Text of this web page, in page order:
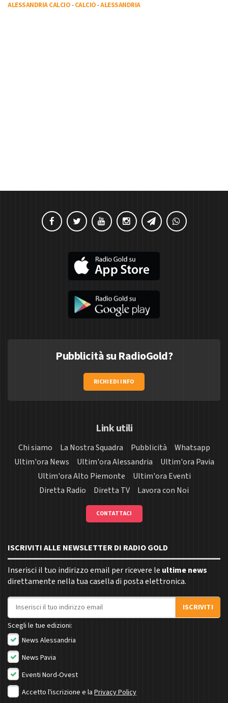
ALESSANDRIA CALCIO-CALCIO-ALESSANDRIA
Pubblicità su RadioGold?
RICHIEDI INFO
Link utili
Chi siamo La Nostra Squadra Pubblicità
Whatsapp
Ultim'ora News
Ultim'ora Alessandria
Ultim'ora Pavia
Ultim'ora Alto Piemonte
Ultim'ora Eventi
Diretta Radio
Diretta TV Lavora con Noi
CONTATTACI
ISCRIVITI ALLE NEWSLETTER DI RADIO GOLD
Inserisci il tuo indirizzo email per ricevere le ultime news
direttamente nella tua casella di posta elettronica.
Indirizzo email
ISCRIVITI
Scegli le tue edizioni:
News Alessandria
News Pavia
Eventi Nord-Ovest
Accetto l'iscrizione e la Privacy Policy